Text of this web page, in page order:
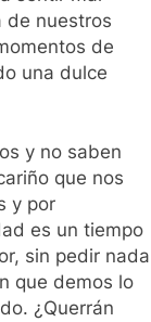
de nuestros
de
una dulce
y no saben
que nos
y por
es un tiempo
sin pedir nada
que demos lo
¿Querrán